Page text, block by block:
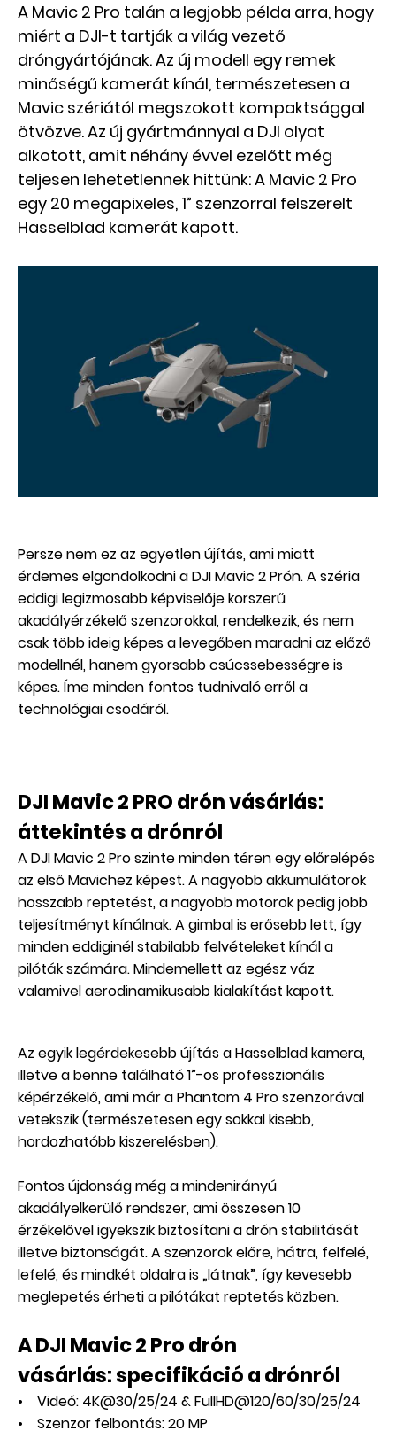
A Mavic 2 Pro talán a legjobb példa arra, hogy
miért a DJI-t tartják a világ vezető
dróngyártójának. Az új modell egy remek
minőségű kamerát kínál, természetesen a
Mavic szériától megszokott kompaktsággal
ötvözve. Az új gyártmánnyal a DJI olyat
alkotott, amit néhány évvel ezelőtt még
teljesen lehetetlennek hittünk: A Mavic 2 Pro
egy 20 megapixeles, 1” szenzorral felszerelt
Hasselblad kamerát kapott.
Persze nem ez az egyetlen újítás, ami miatt
érdemes elgondolkodni a DJI Mavic 2 Prón. A széria
eddigi legizmosabb képviselője korszerű
akadályérzékelő szenzorokkal, rendelkezik, és nem
csak több ideig képes a levegőben maradni az előző
modellnél, hanem gyorsabb csúcssebességre is
képes. Íme minden fontos tudnivaló erről a
technológiai csodáról.
DJI Mavic 2 PRO drón vásárlás:
áttekintés a drónról
A DJI Mavic 2 Pro szinte minden téren egy előrelépés
az első Mavichez képest. A nagyobb akkumulátorok
hosszabb reptetést, a nagyobb motorok pedig jobb
teljesítményt kínálnak. A gimbal is erősebb lett, így
minden eddiginél stabilabb felvételeket kínál a
pilóták számára. Mindemellett az egész váz
valamivel aerodinamikusabb kialakítást kapott.
Az egyik legérdekesebb újítás a Hasselblad kamera,
illetve a benne található 1”-os professzionális
képérzékelő, ami már a Phantom 4 Pro szenzorával
vetekszik (természetesen egy sokkal kisebb,
hordozhatóbb kiszerelésben).
Fontos újdonság még a mindenirányú
akadályelkerülő rendszer, ami összesen 10
érzékelővel igyekszik biztosítani a drón stabilitását
illetve biztonságát. A szenzorok előre, hátra, felfelé,
lefelé, és mindkét oldalra is „látnak”, így kevesebb
meglepetés érheti a pilótákat reptetés közben.
A DJI Mavic 2 Pro drón
vásárlás: specifikáció a drónról
• Videó: 4K@30/25/24 & FullHD@120/60/30/25/24
• Szenzor felbontás: 20 MP